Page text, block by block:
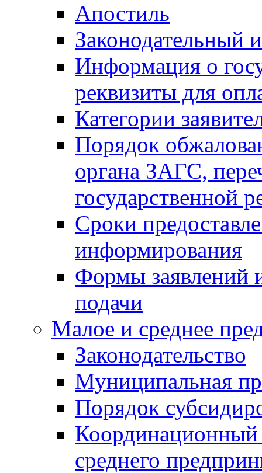
Апостиль
Законодательный
Информация о
реквизиты для
Категории
Порядок
органа ЗАГС,
государственной
Сроки
информирования
Формы заявлений
подачи
Малое и среднее
Законодательство
Муниципальная
Порядок
Координационный
среднего